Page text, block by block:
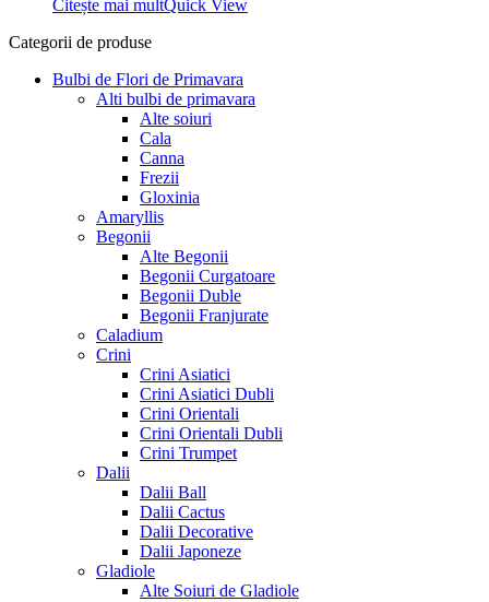
19,99 lei.
Citește mai multQuick View
Categorii de produse
Bulbi de Flori de Primavara
Alti bulbi de primavara
Alte soiuri
Cala
Canna
Frezii
Gloxinia
Amaryllis
Begonii
Alte Begonii
Begonii Curgatoare
Begonii Duble
Begonii Franjurate
Caladium
Crini
Crini Asiatici
Crini Asiatici Dubli
Crini Orientali
Crini Orientali Dubli
Crini Trumpet
Dalii
Dalii Ball
Dalii Cactus
Dalii Decorative
Dalii Japoneze
Gladiole
Alte Soiuri de Gladiole